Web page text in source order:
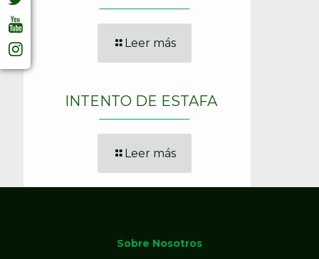
Leer más
INTENTO DE ESTAFA
Leer más
Sobre Nosotros